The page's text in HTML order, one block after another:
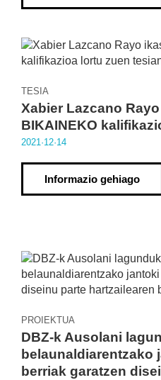
TESIA
Xabier Lazcano
BIKAINEKO
2021·12·14
Informazio gehiago
PROIEKTUA
DBZ-k Ausolani
belaunaldiarentzako
berriak garatzen